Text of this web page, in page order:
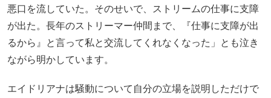
悪口を流していた。そのせいで、ストリームの仕事に支障
が出た。長年のストリーマー仲間まで、『仕事に支障が出
るから』と言って私と交流してくれなくなった」とも泣き
ながら明かしています。
エイドリアナは騒動について自分の立場を説明しただけで